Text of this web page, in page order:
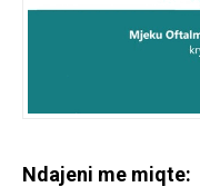
Ndajeni me miqte: